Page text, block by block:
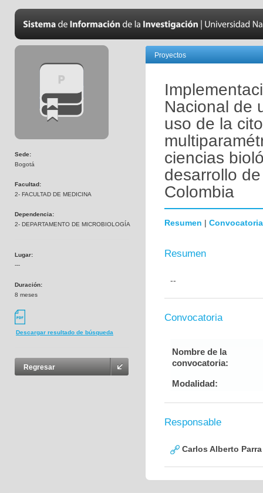
Sede:
Bogotá
Facultad:
2- FACULTAD DE MEDICINA
Dependencia:
2- DEPARTAMENTO DE MICROBIOLOGÍA
Lugar:
---
Duración:
8 meses
Descargar resultado de búsqueda
Regresar
Proyectos
Nacional de
uso de la
ciencias
desarrollo
Colombia
Resumen | Convocatoria
Resumen
--
Convocatoria
Nombre de la
convocatoria:
Modalidad:
Responsable
Carlos Alberto